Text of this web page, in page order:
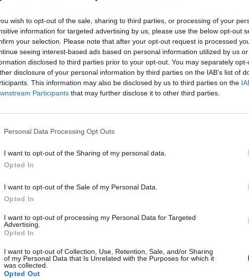
wish to opt-out of the sale, sharing to third parties, or processing of your
information for targeted advertising by us, please use the below opt-out
your selection. Please note that after your opt-out request is processed
seeing interest-based ads based on personal information utilized by us
disclosed to third parties prior to your opt-out. You may separately
disclosure of your personal information by third parties on the IAB’s list of
This information may also be disclosed by us to third parties on the
Participants that may further disclose it to other third parties.
Personal Data Processing Opt Outs
I want to opt-out of the Sharing of my personal data.
Opted In
I want to opt-out of the Sale of my Personal Data.
Opted In
I want to opt-out of processing my Personal Data for Targeted
Advertising.
Opted In
I want to opt-out of Collection, Use, Retention, Sale, and/or Sharing
of my Personal Data that Is Unrelated with the Purposes for which it
was collected.
Opted Out
kūdikis nežaidžia: šuo išbandė įvairias taktikas